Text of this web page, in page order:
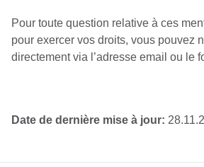
Pour toute question relative à ces
pour exercer vos droits, vous pouvez
directement via l’adresse email ou le
Date de dernière mise à jour: